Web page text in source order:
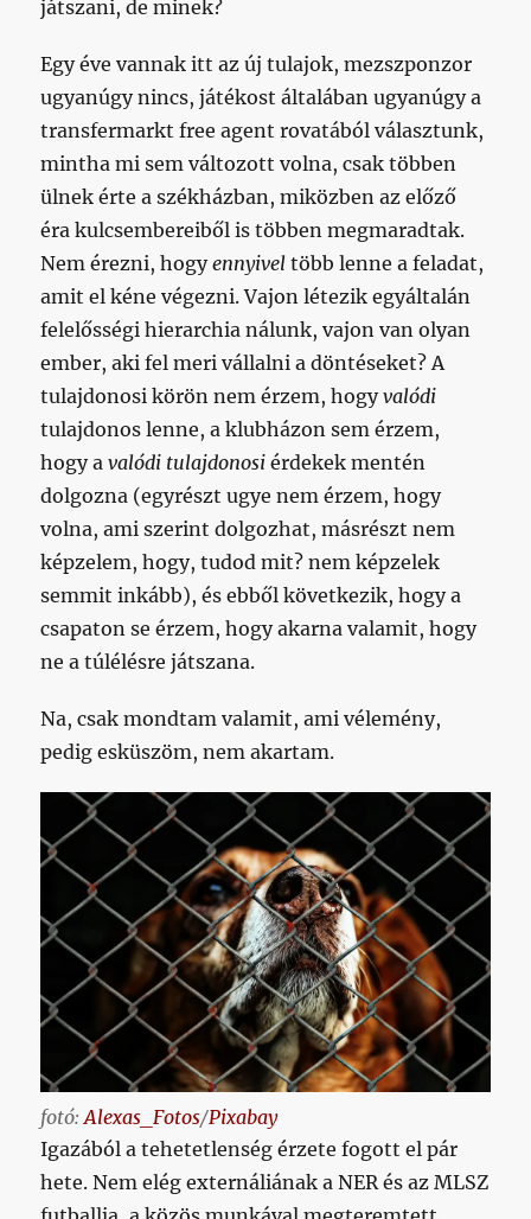
játszani, de minek?
Egy éve vannak itt az új tulajok, mezszponzor
ugyanúgy nincs, játékost általában ugyanúgy a
transfermarkt free agent rovatából választunk,
mintha mi sem változott volna, csak többen
ülnek érte a székházban, miközben az előző
éra kulcsembereiből is többen megmaradtak.
Nem érezni, hogyennyivel több lenne a feladat,
amit el kéne végezni. Vajon létezik egyáltalán
felelősségi hierarchia nálunk, vajon van olyan
ember, aki fel meri vállalni a döntéseket? A
tulajdonosi körön nem érzem, hogyvalódi
tulajdonos lenne, a klubházon sem érzem,
hogy avalódi tulajdonosi érdekek mentén
dolgozna (egyrészt ugye nem érzem, hogy
volna, ami szerint dolgozhat, másrészt nem
képzelem, hogy, tudod mit? nem képzelek
semmit inkább), és ebből következik, hogy a
csapaton se érzem, hogy akarna valamit, hogy
ne a túlélésre játszana.
Na, csak mondtam valamit, ami vélemény,
pedig esküszöm, nem akartam.
fotó:Alexas_Fotos/Pixabay
Igazából a tehetetlenség érzete fogott el pár
hete. Nem elég externáliának a NER és az MLSZ